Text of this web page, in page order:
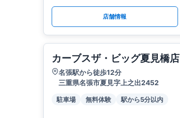
店舗情報
カーブスザ・ビッグ夏見橋店
名張駅から徒歩12分
三重県名張市夏見字上之出2452
駐車場 無料体験 駅から5分以内